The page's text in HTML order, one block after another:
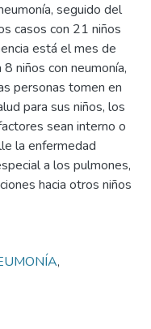
seguido del
casos con 21 niños
está el mes de
niños con neumonía,
personas tomen en
para sus niños, los
sean interno o
la enfermedad
a los pulmones,
hacia otros niños
,